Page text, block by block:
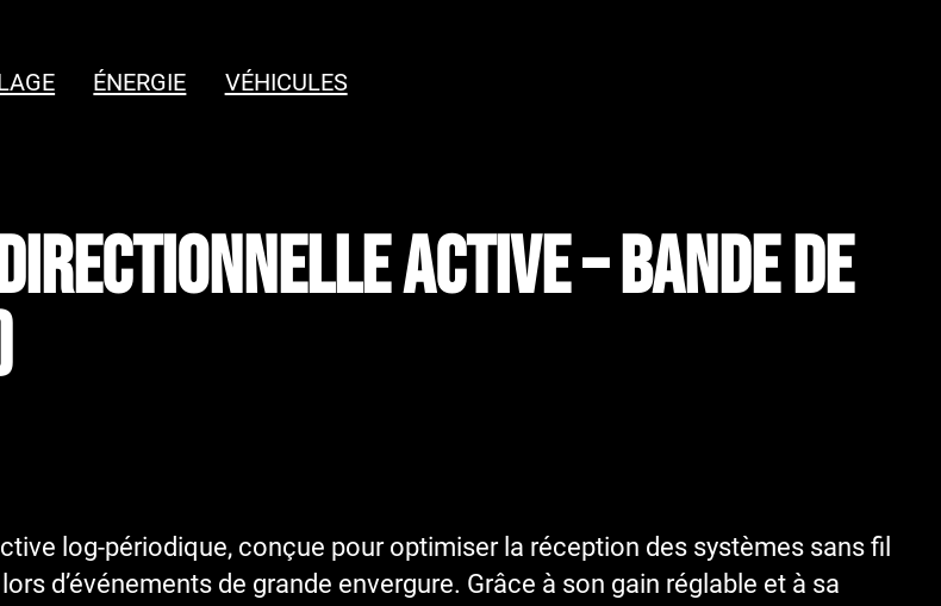
ÉNERGIE VÉHICULES
directionnelle active – Bande de
log-périodique, conçue pour optimiser la réception des systèmes sans fil
d’événements de grande envergure. Grâce à son gain réglable et à sa